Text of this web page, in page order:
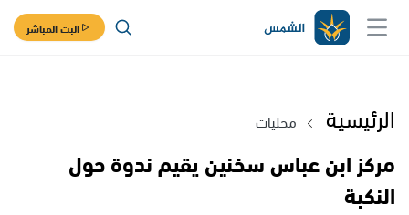
البث المباشر
الرئيسية محليات
مركز ابن عباس سخنين يقيم ندوة حول
النكبة